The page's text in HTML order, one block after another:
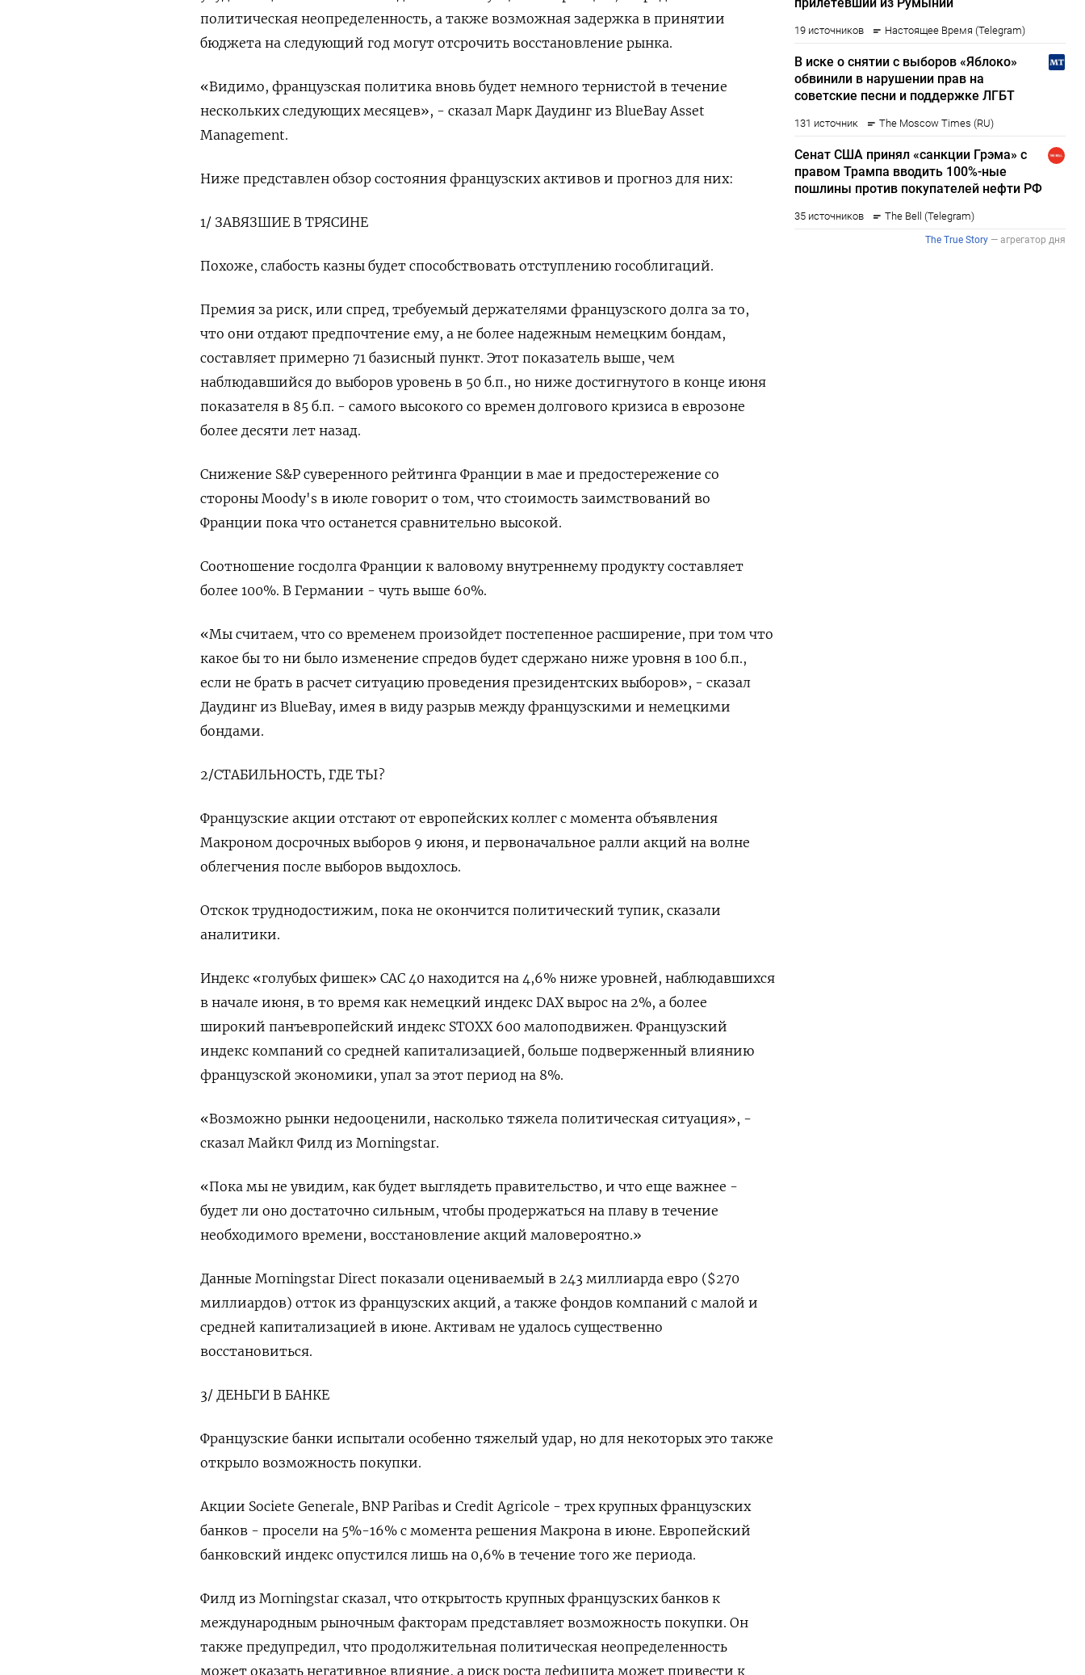
политическая неопределенность, а также возможная задержка в принятии
бюджета на следующий год могут отсрочить восстановление рынка.
«Видимо, французская политика вновь будет немного тернистой в течение
нескольких следующих месяцев», - сказал Марк Даудинг из BlueBay Asset
Management.
Ниже представлен обзор состояния французских активов и прогноз для них:
1/ ЗАВЯЗШИЕ В ТРЯСИНЕ
Похоже, слабость казны будет способствовать отступлению гособлигаций.
Премия за риск, или спред, требуемый держателями французского долга за то,
что они отдают предпочтение ему, а не более надежным немецким бондам,
составляет примерно 71 базисный пункт. Этот показатель выше, чем
наблюдавшийся до выборов уровень в 50 б.п., но ниже достигнутого в конце июня
показателя в 85 б.п. - самого высокого со времен долгового кризиса в еврозоне
более десяти лет назад.
Снижение S&P суверенного рейтинга Франции в мае и предостережение со
стороны Moody's в июле говорит о том, что стоимость заимствований во
Франции пока что останется сравнительно высокой.
Соотношение госдолга Франции к валовому внутреннему продукту составляет
более 100%. В Германии - чуть выше 60%.
«Мы считаем, что со временем произойдет постепенное расширение, при том что
какое бы то ни было изменение спредов будет сдержано ниже уровня в 100 б.п.,
если не брать в расчет ситуацию проведения президентских выборов», - сказал
Даудинг из BlueBay, имея в виду разрыв между французскими и немецкими
бондами.
2/СТАБИЛЬНОСТЬ, ГДЕ ТЫ?
Французские акции отстают от европейских коллег с момента объявления
Макроном досрочных выборов 9 июня, и первоначальное ралли акций на волне
облегчения после выборов выдохлось.
Отскок труднодостижим, пока не окончится политический тупик, сказали
аналитики.
Индекс «голубых фишек» CAC 40 находится на 4,6% ниже уровней, наблюдавшихся
в начале июня, в то время как немецкий индекс DAX вырос на 2%, а более
широкий панъевропейский индекс STOXX 600 малоподвижен. Французский
индекс компаний со средней капитализацией, больше подверженный влиянию
французской экономики, упал за этот период на 8%.
«Возможно рынки недооценили, насколько тяжела политическая ситуация», -
сказал Майкл Филд из Morningstar.
«Пока мы не увидим, как будет выглядеть правительство, и что еще важнее -
будет ли оно достаточно сильным, чтобы продержаться на плаву в течение
необходимого времени, восстановление акций маловероятно.»
Данные Morningstar Direct показали оцениваемый в 243 миллиарда евро ($270
миллиардов) отток из французских акций, а также фондов компаний с малой и
средней капитализацией в июне. Активам не удалось существенно
восстановиться.
3/ ДЕНЬГИ В БАНКЕ
Французские банки испытали особенно тяжелый удар, но для некоторых это также
открыло возможность покупки.
Акции Societe Generale, BNP Paribas и Credit Agricole - трех крупных французских
банков - просели на 5%-16% с момента решения Макрона в июне. Европейский
банковский индекс опустился лишь на 0,6% в течение того же периода.
Филд из Morningstar сказал, что открытость крупных французских банков к
международным рыночным факторам представляет возможность покупки. Он
также предупредил, что продолжительная политическая неопределенность
может оказать негативное влияние, а риск роста дефицита может привести к